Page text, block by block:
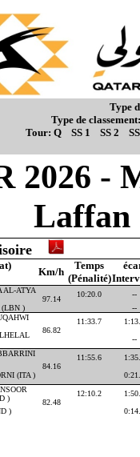
Type
Type de
Tour: Q SS 1 SS 2
2026 -
Laffan
Km/h
Temps
(Pénalité)
AL-ATYA
97.14
10:20.0
--
(LBN ) --
86.82
11:33.7
--
84.16
11:55.6
(ITA )
)
82.48
12:10.2
)